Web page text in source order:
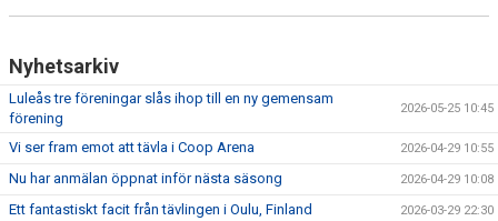
Nyhetsarkiv
Luleås tre föreningar slås ihop till en ny gemensam
förening
2026-05-25 10:45
Vi ser fram emot att tävla i Coop Arena 2026-04-29 10:55
Nu har anmälan öppnat inför nästa säsong 2026-04-29 10:08
Ett fantastiskt facit från tävlingen i Oulu, Finland 2026-03-29 22:30